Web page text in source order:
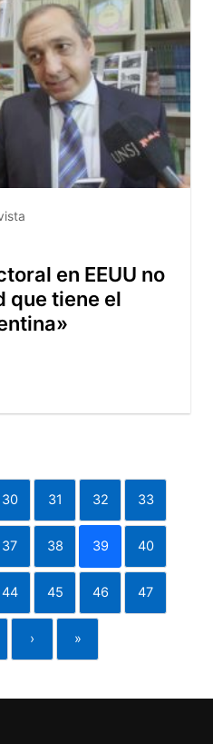
en EEUU no
que tiene el
30 31 32 33
37 38 39 40
44 45 46 47
› »